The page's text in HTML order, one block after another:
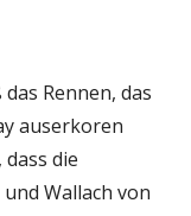
Rennen, das
auserkoren
die
Wallach von